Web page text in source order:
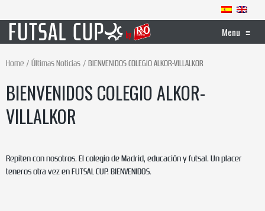
Menu ≡
Home Últimas Noticias BIENVENIDOS COLEGIO ALKOR-VILLALKOR
BIENVENIDOS COLEGIO ALKOR-
VILLALKOR
Repiten con nosotros. El colegio de Madrid, educación y futsal. Un placer
teneros otra vez en FUTSAL CUP. BIENVENIDOS.